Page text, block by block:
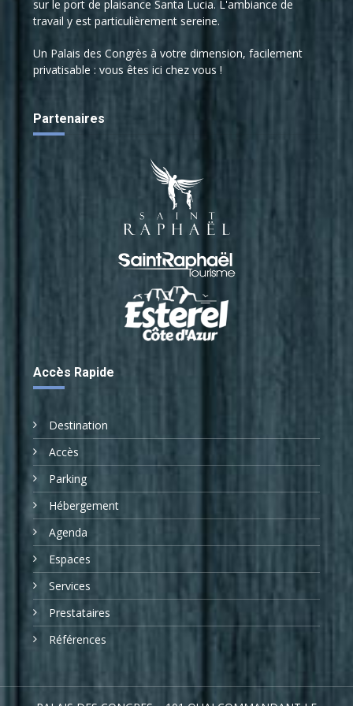
sur le port de plaisance Santa Lucia. L'ambiance de
travail y est particulièrement sereine.
Un Palais des Congrès à votre dimension, facilement
privatisable : vous êtes ici chez vous !
Partenaires
Accès Rapide
Destination
Accès
Parking
Hébergement
Agenda
Espaces
Services
Prestataires
Références